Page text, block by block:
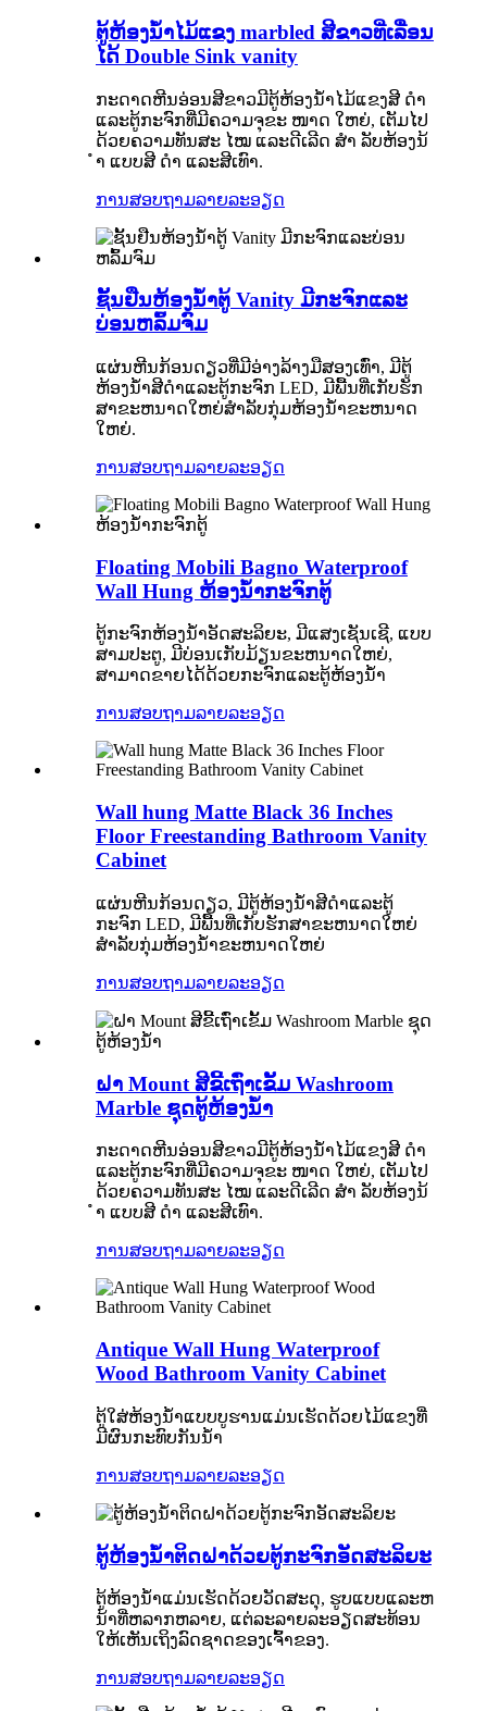
ຕູ້ຫ້ອງນ້ໍາໄມ້ແຂງ marbled ສີຂາວທີ່ເລື່ອນ
ໄດ້ Double Sink vanity
ກະດາດຫີນອ່ອນສີຂາວມີຕູ້ຫ້ອງນ້ໍາໄມ້ແຂງສີ ດຳ
ແລະຕູ້ກະຈົກທີ່ມີຄວາມຈຸຂະ ໜາດ ໃຫຍ່, ເຕັມໄປ
ດ້ວຍຄວາມທັນສະ ໄໝ ແລະດີເລີດ ສຳ ລັບຫ້ອງນ້
ຳ ແບບສີ ດຳ ແລະສີເທົາ.
ການສອບຖາມລາຍລະອຽດ
ຊັ້ນຢືນຫ້ອງນ້ໍາຕູ້ Vanity ມີກະຈົກແລະ
ບ່ອນຫລົ້ມຈົມ
ແຜ່ນຫີນກ້ອນດຽວທີ່ມີອ່າງລ້າງມືສອງເທົ່າ, ມີຕູ້
ຫ້ອງນ້ໍາສີດໍາແລະຕູ້ກະຈົກ LED, ມີພື້ນທີ່ເກັບຮັກ
ສາຂະຫນາດໃຫຍ່ສໍາລັບກຸ່ມຫ້ອງນ້ໍາຂະຫນາດ
ໃຫຍ່.
ການສອບຖາມລາຍລະອຽດ
Floating Mobili Bagno Waterproof
Wall Hung ຫ້ອງນ້ໍາກະຈົກຕູ້
ຕູ້ກະຈົກຫ້ອງນ້ໍາອັດສະລິຍະ, ມີແສງເຊັນເຊີ, ແບບ
ສາມປະຕູ, ມີບ່ອນເກັບມ້ຽນຂະຫນາດໃຫຍ່,
ສາມາດຂາຍໄດ້ດ້ວຍກະຈົກແລະຕູ້ຫ້ອງນ້ໍາ
ການສອບຖາມລາຍລະອຽດ
Wall hung Matte Black 36 Inches
Floor Freestanding Bathroom Vanity
Cabinet
ແຜ່ນຫີນກ້ອນດຽວ, ມີຕູ້ຫ້ອງນ້ໍາສີດໍາແລະຕູ້
ກະຈົກ LED, ມີພື້ນທີ່ເກັບຮັກສາຂະຫນາດໃຫຍ່
ສໍາລັບກຸ່ມຫ້ອງນ້ໍາຂະຫນາດໃຫຍ່
ການສອບຖາມລາຍລະອຽດ
ຝາ Mount ສີຂີ້ເຖົ່າເຂັ້ມ Washroom
Marble ຊຸດຕູ້ຫ້ອງນ້ໍາ
ກະດາດຫີນອ່ອນສີຂາວມີຕູ້ຫ້ອງນ້ໍາໄມ້ແຂງສີ ດຳ
ແລະຕູ້ກະຈົກທີ່ມີຄວາມຈຸຂະ ໜາດ ໃຫຍ່, ເຕັມໄປ
ດ້ວຍຄວາມທັນສະ ໄໝ ແລະດີເລີດ ສຳ ລັບຫ້ອງນ້
ຳ ແບບສີ ດຳ ແລະສີເທົາ.
ການສອບຖາມລາຍລະອຽດ
Antique Wall Hung Waterproof
Wood Bathroom Vanity Cabinet
ຕູ້ໃສ່ຫ້ອງນ້ໍາແບບບູຮານແມ່ນເຮັດດ້ວຍໄມ້ແຂງທີ່
ມີຜົນກະທົບກັນນ້ໍາ
ການສອບຖາມລາຍລະອຽດ
ຕູ້ຫ້ອງນໍ້າຕິດຝາດ້ວຍຕູ້ກະຈົກອັດສະລິຍະ
ຕູ້ຫ້ອງນ້ໍາແມ່ນເຮັດດ້ວຍວັດສະດຸ, ຮູບແບບແລະຫ
ນ້າທີ່ຫລາກຫລາຍ, ແຕ່ລະລາຍລະອຽດສະທ້ອນ
ໃຫ້ເຫັນເຖິງລົດຊາດຂອງເຈົ້າຂອງ.
ການສອບຖາມລາຍລະອຽດ